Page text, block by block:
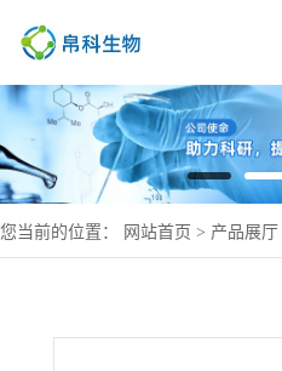
您当前的位置： 网站首页 > 产品展厅